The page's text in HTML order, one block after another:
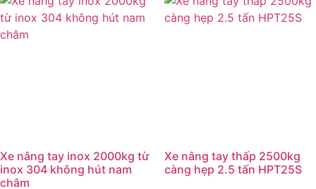
Xe nâng tay inox 2000kg từ
inox 304 không hút nam
châm
Xe nâng tay thấp 2500kg
càng hẹp 2.5 tấn HPT25S